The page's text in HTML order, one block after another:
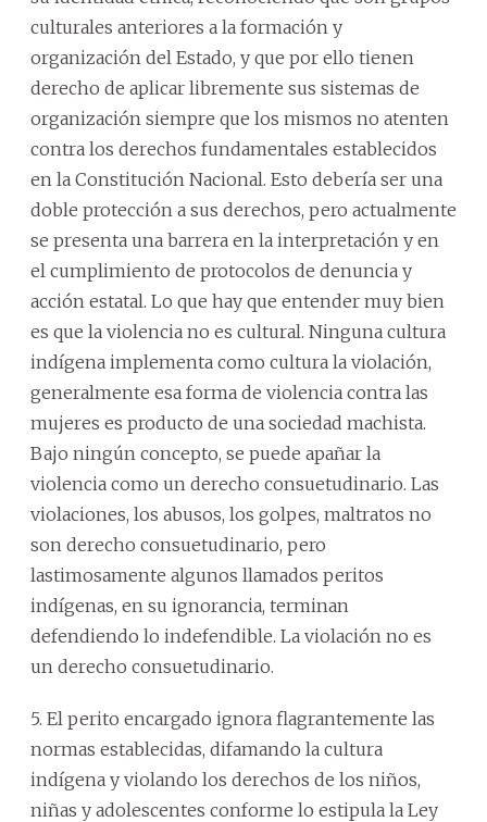
culturales anteriores a la formación y
organización del Estado, y que por ello tienen
derecho de aplicar libremente sus sistemas de
organización siempre que los mismos no atenten
contra los derechos fundamentales establecidos
en la Constitución Nacional. Esto debería ser una
doble protección a sus derechos, pero actualmente
se presenta una barrera en la interpretación y en
el cumplimiento de protocolos de denuncia y
acción estatal. Lo que hay que entender muy bien
es que la violencia no es cultural. Ninguna cultura
indígena implementa como cultura la violación,
generalmente esa forma de violencia contra las
mujeres es producto de una sociedad machista.
Bajo ningún concepto, se puede apañar la
violencia como un derecho consuetudinario. Las
violaciones, los abusos, los golpes, maltratos no
son derecho consuetudinario, pero
lastimosamente algunos llamados peritos
indígenas, en su ignorancia, terminan
defendiendo lo indefendible. La violación no es
un derecho consuetudinario.
5. El perito encargado ignora flagrantemente las
normas establecidas, difamando la cultura
indígena y violando los derechos de los niños,
niñas y adolescentes conforme lo estipula la Ley